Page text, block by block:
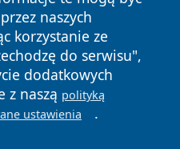
naszych
korzystanie ze
do serwisu",
dodatkowych
z naszą polityką
ustawienia .
Polityka
Cookies